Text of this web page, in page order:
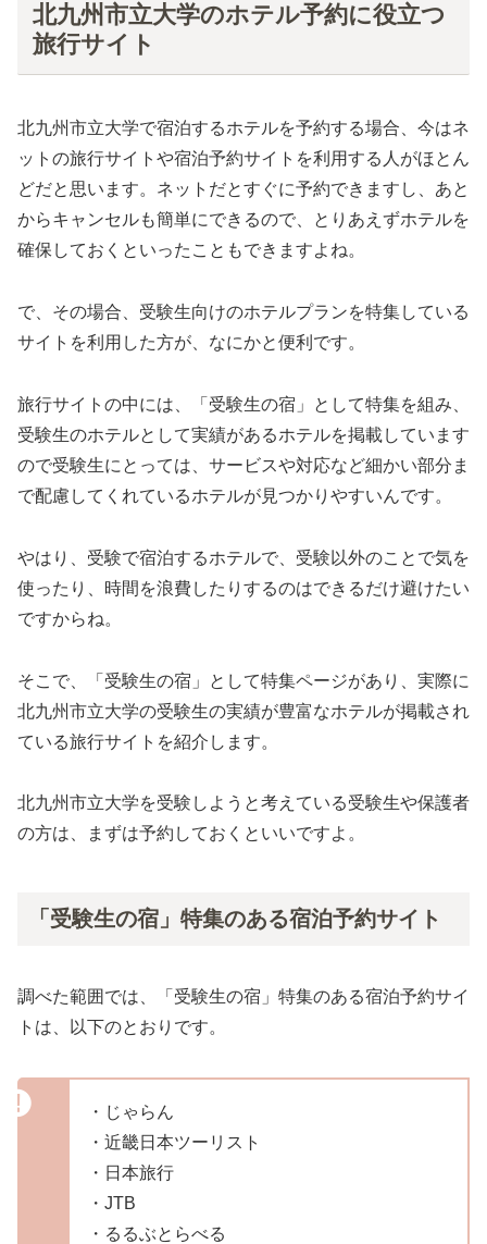
北九州市立大学のホテル予約に役立つ
旅行サイト
北九州市立大学で宿泊するホテルを予約する場合、今はネ
ットの旅行サイトや宿泊予約サイトを利用する人がほとん
どだと思います。ネットだとすぐに予約できますし、あと
からキャンセルも簡単にできるので、とりあえずホテルを
確保しておくといったこともできますよね。
で、その場合、受験生向けのホテルプランを特集している
サイトを利用した方が、なにかと便利です。
旅行サイトの中には、「受験生の宿」として特集を組み、
受験生のホテルとして実績があるホテルを掲載しています
ので受験生にとっては、サービスや対応など細かい部分ま
で配慮してくれているホテルが見つかりやすいんです。
やはり、受験で宿泊するホテルで、受験以外のことで気を
使ったり、時間を浪費したりするのはできるだけ避けたい
ですからね。
そこで、「受験生の宿」として特集ページがあり、実際に
北九州市立大学の受験生の実績が豊富なホテルが掲載され
ている旅行サイトを紹介します。
北九州市立大学を受験しようと考えている受験生や保護者
の方は、まずは予約しておくといいですよ。
「受験生の宿」特集のある宿泊予約サイト
調べた範囲では、「受験生の宿」特集のある宿泊予約サイ
トは、以下のとおりです。
・じゃらん
・近畿日本ツーリスト
・日本旅行
・JTB
・るるぶとらべる